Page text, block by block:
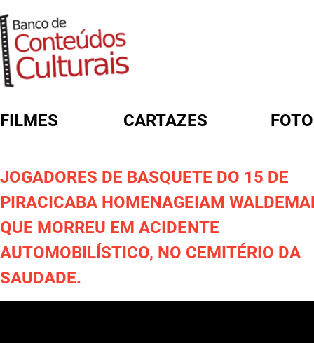
FILMES CARTAZES
JOGADORES DE BASQUETE DO 15 DE
PIRACICABA HOMENAGEIAM
QUE MORREU EM ACIDENTE
AUTOMOBILÍSTICO, NO CEMITÉRIO DA
SAUDADE.